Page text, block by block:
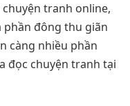
tranh online,
phần đông thu giãn
càng nhiều phần
đọc chuyện tranh tại